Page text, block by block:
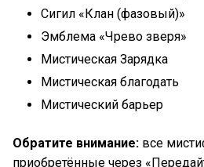
Сигил «Клан (фазовый)»
Эмблема «Чрево зверя»
Мистическая Зарядка
Мистическая благодать
Мистический барьер
Обратите внимание: все
приобретённые через